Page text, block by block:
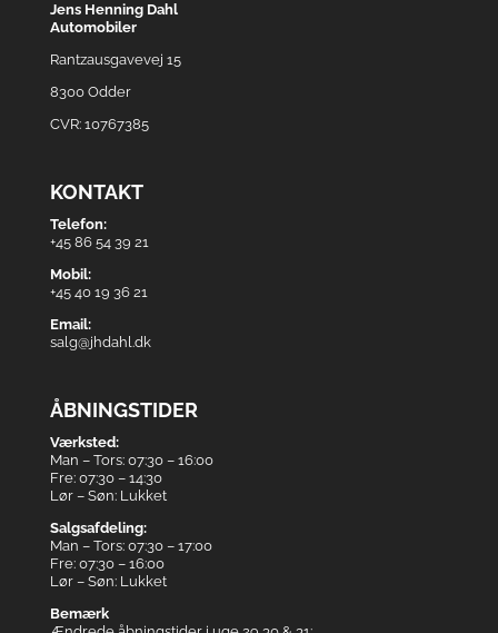
Jens Henning Dahl
Automobiler
Rantzausgavevej 15
8300 Odder
CVR: 10767385
KONTAKT
Telefon:
+45 86 54 39 21
Mobil:
+45 40 19 36 21
Email:
salg@jhdahl.dk
ÅBNINGSTIDER
Værksted:
Man – Tors: 07:30 – 16:00
Fre: 07:30 – 14:30
Lør – Søn: Lukket
Salgsafdeling:
Man – Tors: 07:30 – 17:00
Fre: 07:30 – 16:00
Lør – Søn: Lukket
Bemærk